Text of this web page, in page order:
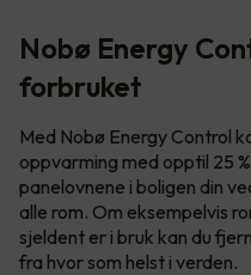
Nobø Energy
forbruket
Med Nobø Energy Control
oppvarming med opptil 25
panelovnene i boligen din
alle rom. Om eksempelvis
sjeldent er i bruk kan du
fra hvor som helst i verden.